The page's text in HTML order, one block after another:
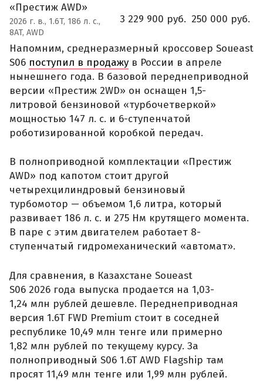
«Престиж AWD»
2026 г. в., 1.6T, 186 л. с.,
8AT, AWD
3 229 900 руб. 250 000 руб.
Напомним, среднеразмерный кроссовер Soueast
S06 поступил в продажу в России в апреле
нынешнего года. В базовой переднеприводной
версии «Престиж 2WD» он оснащен 1,5-
литровой бензиновой «турбочетверкой»
мощностью 147 л. с. и 6-ступенчатой
роботизированной коробкой передач.
В полноприводной комплектации «Престиж
AWD» под капотом стоит другой
четырехцилиндровый бензиновый
турбомотор — объемом 1,6 литра, который
развивает 186 л. с. и 275 Нм крутящего момента.
В паре с этим двигателем работает 8-
ступенчатый гидромеханический «автомат».
Для сравнения, в Казахстане Soueast
S06 2026 года выпуска продается на 1,03-
1,24 млн рублей дешевле. Переднеприводная
версия 1.6T FWD Premium стоит в соседней
республике 10,49 млн тенге или примерно
1,82 млн рублей по текущему курсу. За
полноприводный S06 1.6T AWD Flagship там
просят 11,49 млн тенге или 1,99 млн рублей.